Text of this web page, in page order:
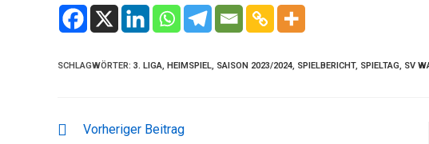
SCHLAGWÖRTER: 3. LIGA, HEIMSPIEL, SAISON 2023/2024, SPIELBERICHT, SPIELTAG, SV
WEITEREVorheriger Beitrag